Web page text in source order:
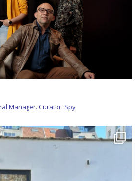
Manager. Curator. Spy